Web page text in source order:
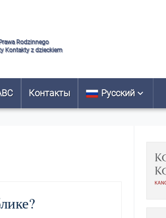
Rodzinnego
Kontakty z dzieckiem
Контакты Русский